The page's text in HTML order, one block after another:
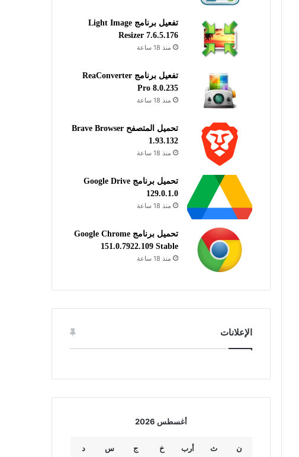
تفعيل برنامج Light Image
Resizer 7.6.5.176
منذ 18 ساعة
تفعيل برنامج ReaConverter
Pro 8.0.235
منذ 18 ساعة
تحميل المتصفح Brave Browser
1.93.132
منذ 18 ساعة
تحميل برنامج Google Drive
129.0.1.0
منذ 18 ساعة
تحميل برنامج Google Chrome
151.0.7922.109 Stable
منذ 18 ساعة
الإعلانات
أغسطس 2026
ن ث أرب خ ج س د